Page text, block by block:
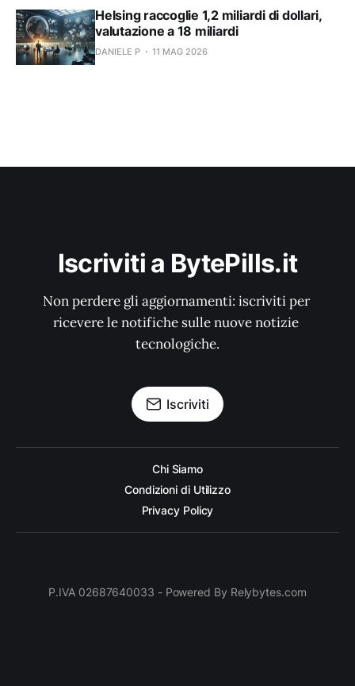
Helsing raccoglie 1,2 miliardi di dollari,
valutazione a 18 miliardi
DANIELE P 11 MAG 2026
Iscriviti a BytePills.it
Non perdere gli aggiornamenti: iscriviti per
ricevere le notifiche sulle nuove notizie
tecnologiche.
Iscriviti
Chi Siamo
Condizioni di Utilizzo
Privacy Policy
P.IVA 02687640033 - Powered By Relybytes.com